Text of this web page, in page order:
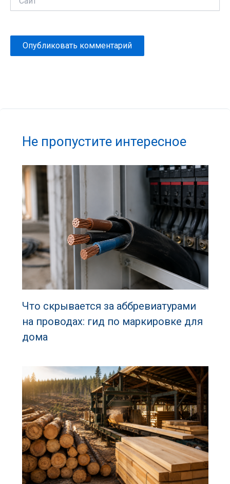
Не пропустите интересное
Что скрывается за аббревиатурами
на проводах: гид по маркировке для
дома